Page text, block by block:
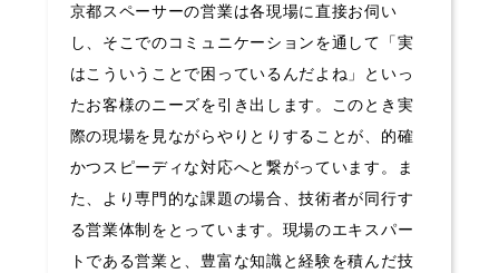
京都スペーサーの営業は各現場に直接お伺い
し、そこでのコミュニケーションを通して「実
はこういうことで困っているんだよね」といっ
たお客様のニーズを引き出します。このとき実
際の現場を見ながらやりとりすることが、的確
かつスピーディな対応へと繋がっています。ま
た、より専門的な課題の場合、技術者が同行す
る営業体制をとっています。現場のエキスパー
トである営業と、豊富な知識と経験を積んだ技